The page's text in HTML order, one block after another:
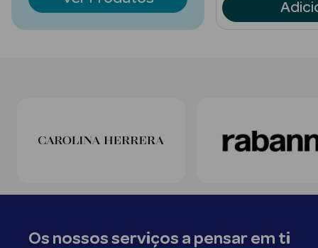
Banho
Esfoliantes
Cicatrizantes
Depilatórios
Os nossos serviços a pensar em ti